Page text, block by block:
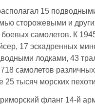
15
сторожевыми и
самолетов. К
17 эскадренных
лодками, 43
самолетов
25 тысяч морских
фланг 14-й